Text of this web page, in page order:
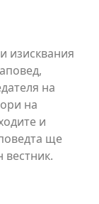
изисквания
на
на
и
ще